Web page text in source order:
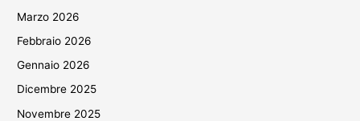
Marzo 2026
Febbraio 2026
Gennaio 2026
Dicembre 2025
Novembre 2025